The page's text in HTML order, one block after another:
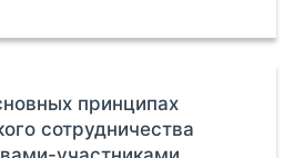
принципах
сотрудничества